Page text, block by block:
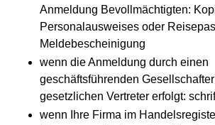
Anmeldung Bevollmächtigten:
Personalausweises oder
Meldebescheinigung
wenn die Anmeldung durch einen
geschäftsführenden
gesetzlichen Vertreter erfolgt:
wenn Ihre Firma im